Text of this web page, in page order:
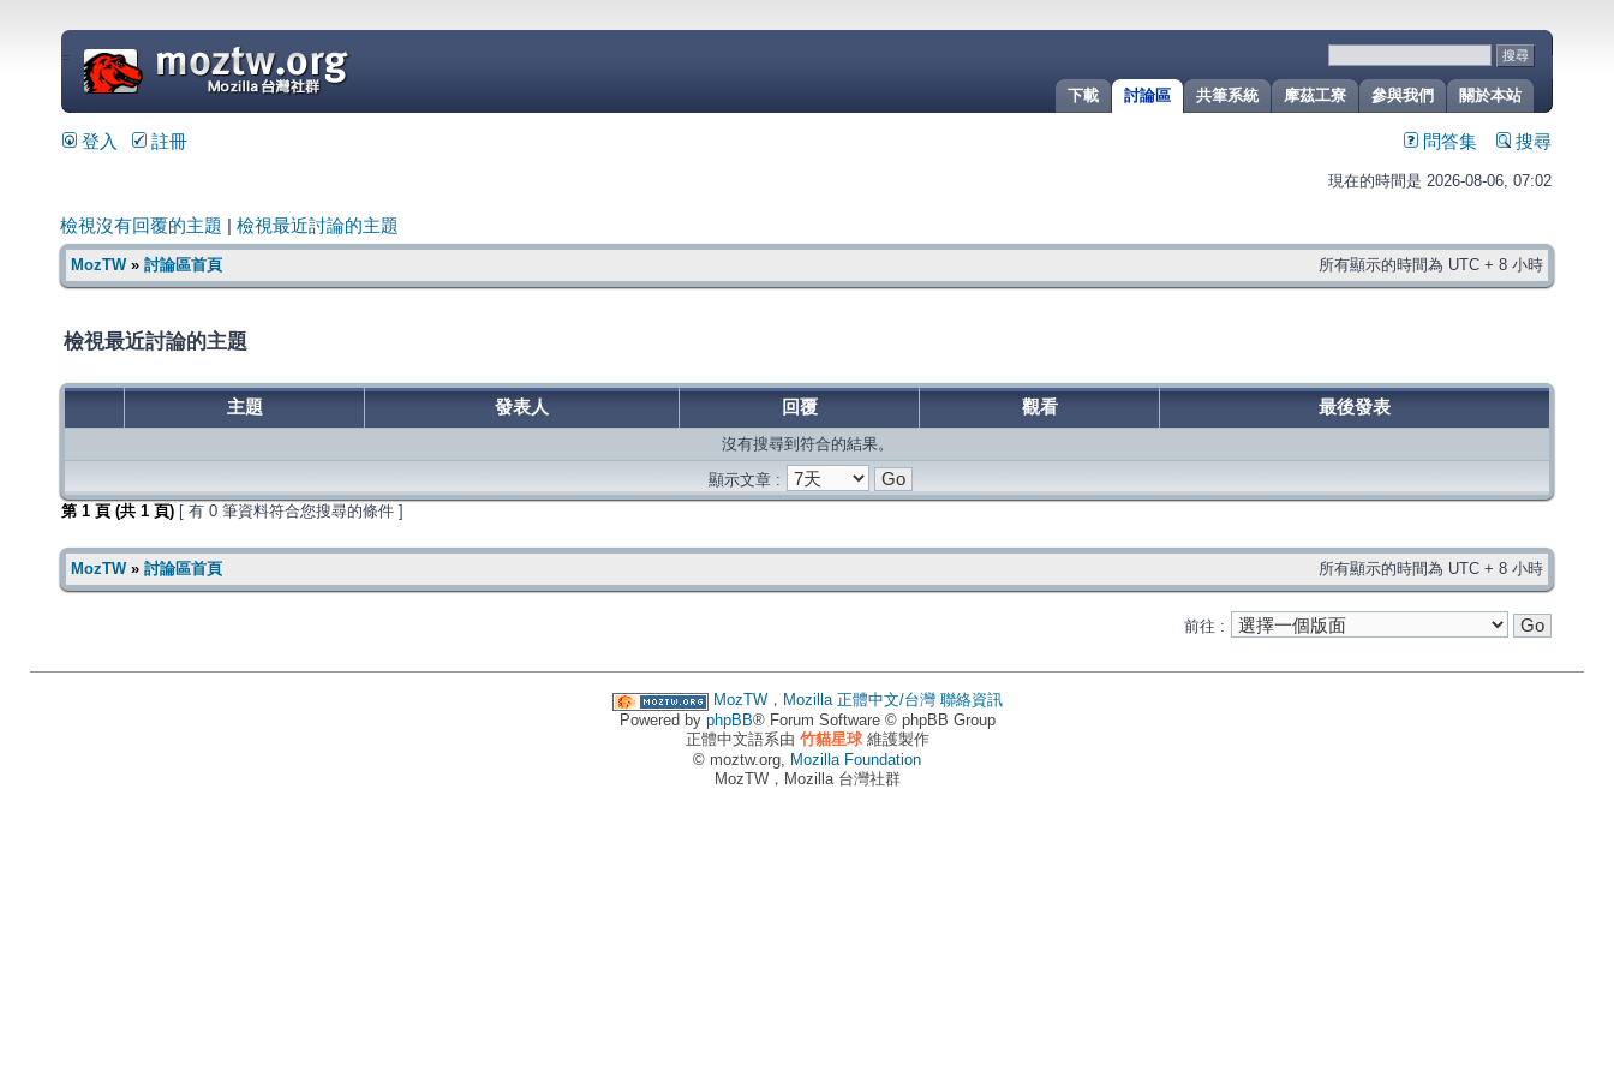
關於本站
參與我們
摩茲工寮
共筆系統
討論區
下載
=
登入 註冊 問答集 搜尋
現在的時間是 2026-08-06, 07:02
檢視沒有回覆的主題 檢視最近討論的主題
MozTW» 討論區首頁 所有顯示的時間為 UTC + 8 小時
檢視最近討論的主題
主題 發表人 回覆 觀看 最後發表
沒有搜尋到符合的結果。
顯示文章 :
第 1 頁 (共 1 頁) [ 有 0 筆資料符合您搜尋的條件 ]
MozTW» 討論區首頁 所有顯示的時間為 UTC + 8 小時
前往 :
MozTW，Mozilla 正體中文/台灣 聯絡資訊
Powered by phpBB® Forum Software © phpBB Group
正體中文語系由 竹貓星球維護製作
© moztw.org, Mozilla Foundation
MozTW，Mozilla 台灣社群